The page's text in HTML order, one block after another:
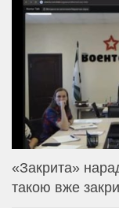
«Закрита»
такою вже